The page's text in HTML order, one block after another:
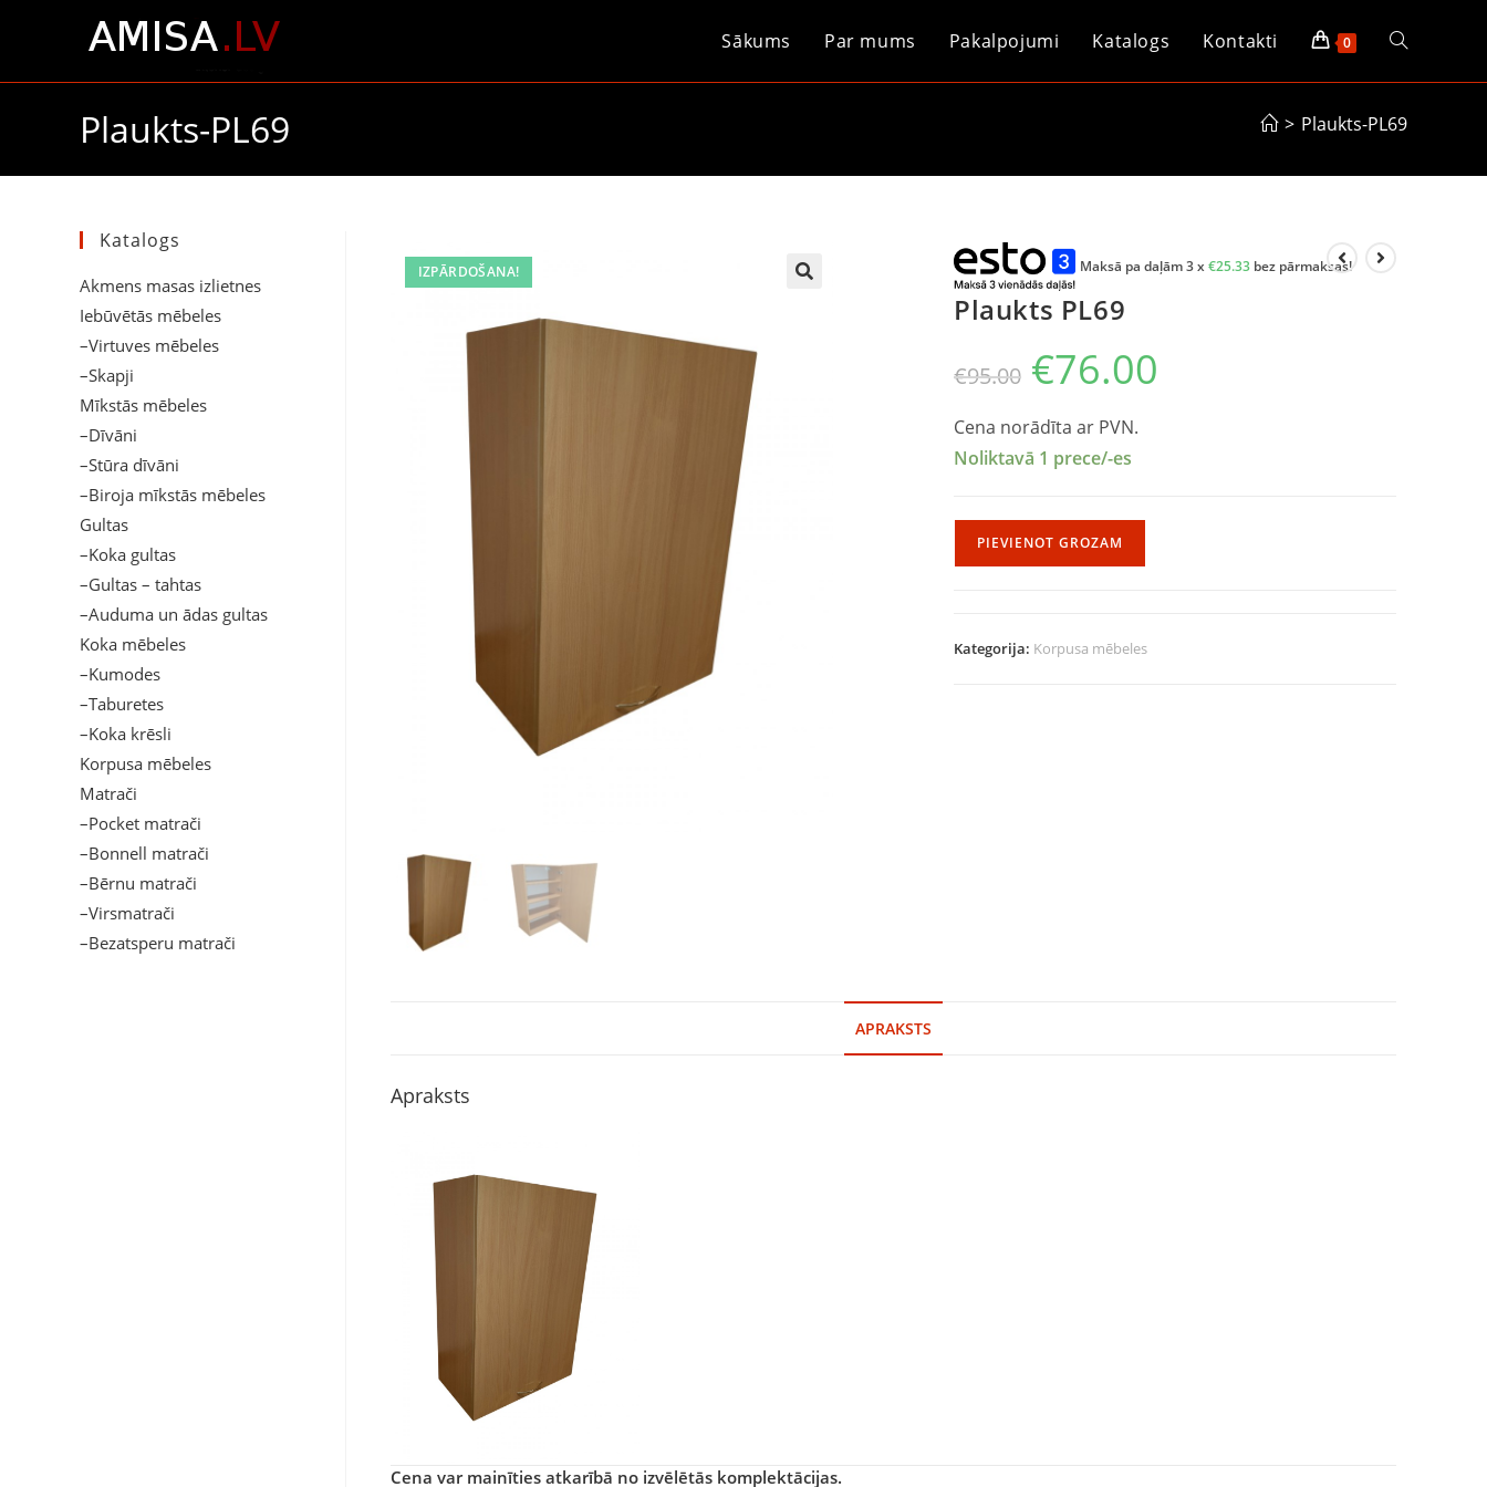
Sākums Par mums Pakalpojumi Katalogs Kontakti 0
Plaukts-PL69 > Plaukts-PL69
IZPĀRDOŠANA! Maksā pa daļām 3 x€25.33 bez pārmaksas!
Plaukts PL69
€95.00 €76.00
Cena norādīta ar PVN.
Noliktavā 1 prece/-es
PIEVIENOT GROZAM
Kategorija: Korpusa mēbeles
APRAKSTS
Apraksts
Cena var mainīties atkarībā no izvēlētās komplektācijas.
Katalogs
Akmens masas izlietnes
Iebūvētās mēbeles
–Virtuves mēbeles
–Skapji
Mīkstās mēbeles
–Dīvāni
–Stūra dīvāni
–Biroja mīkstās mēbeles
Gultas
–Koka gultas
–Gultas – tahtas
–Auduma un ādas gultas
Koka mēbeles
–Kumodes
–Taburetes
–Koka krēsli
Korpusa mēbeles
Matrači
–Pocket matrači
–Bonnell matrači
–Bērnu matrači
–Virsmatrači
–Bezatsperu matrači